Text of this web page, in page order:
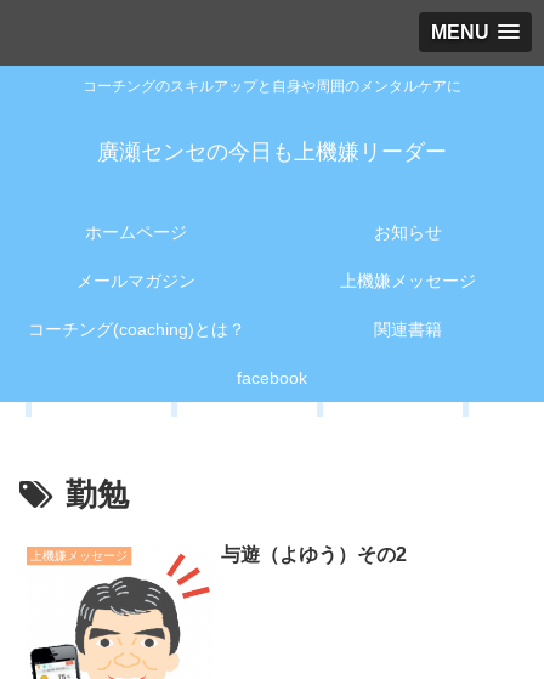
MENU
コーチングのスキルアップと自身や周囲のメンタルケアに
廣瀬センセの今日も上機嫌リーダー
ホームページ お知らせ
メールマガジン 上機嫌メッセージ
コーチング(coaching)とは？ 関連書籍
facebook
勤勉
上機嫌メッセージ 与遊（よゆう）その2